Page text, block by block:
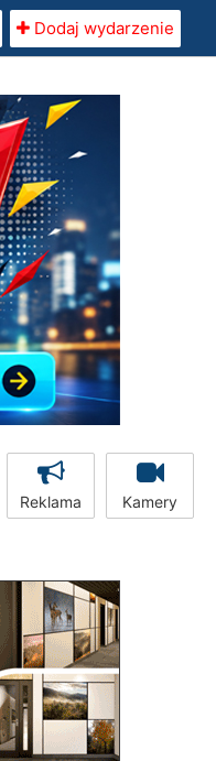
Dodaj wydarzenie
Reklama Kamery